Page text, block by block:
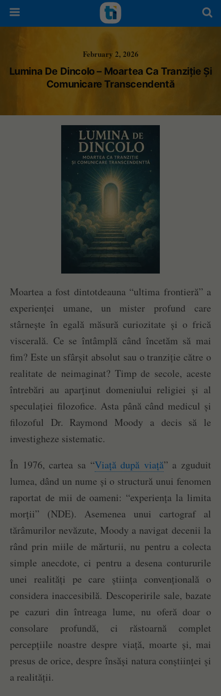
February 2, 2026
Lumina De Dincolo – Moartea Ca Tranziție Și
Comunicare Transcendentă
Moartea a fost dintotdeauna “ultima frontieră” a
experienței umane, un mister profund care
stârnește în egală măsură curiozitate și o frică
viscerală. Ce se întâmplă când încetăm să mai
fim? Este un sfârșit absolut sau o tranziție către o
realitate de neimaginat? Timp de secole, aceste
întrebări au aparținut domeniului religiei și al
speculației filozofice. Asta până când medicul și
filozoful Dr. Raymond Moody a decis să le
investigheze sistematic.
În 1976, cartea sa “Viață după viață” a zguduit
lumea, dând un nume și o structură unui fenomen
raportat de mii de oameni: “experiența la limita
morții” (NDE). Asemenea unui cartograf al
tărâmurilor nevăzute, Moody a navigat decenii la
rând prin miile de mărturii, nu pentru a colecta
simple anecdote, ci pentru a desena contururile
unei realități pe care știința convențională o
considera inaccesibilă. Descoperirile sale, bazate
pe cazuri din întreaga lume, nu oferă doar o
consolare profundă, ci răstoarnă complet
percepțiile noastre despre viață, moarte și, mai
presus de orice, despre însăși natura conștiinței și
a realității.